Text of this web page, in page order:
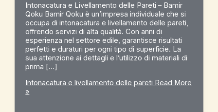
Intonacatura e Livellamento delle Pareti – Bamir
Qoku Bamir Qoku è un’impresa individuale che si
occupa di intonacatura e livellamento delle pareti,
offrendo servizi di alta qualità. Con anni di
esperienza nel settore edile, garantisce risultati
perfetti e duraturi per ogni tipo di superficie. La
sua attenzione ai dettagli e l’utilizzo di materiali di
prima […]
Intonacatura e livellamento delle pareti Read More
»